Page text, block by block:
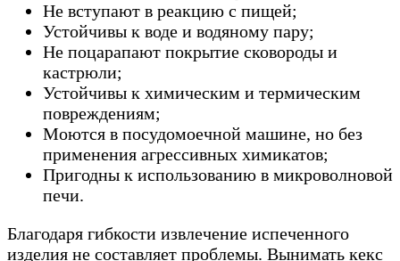
Не вступают в реакцию с пищей;
Устойчивы к воде и водяному пару;
Не поцарапают покрытие сковороды и
кастрюли;
Устойчивы к химическим и термическим
повреждениям;
Моются в посудомоечной машине, но без
применения агрессивных химикатов;
Пригодны к использованию в микроволновой
печи.
Благодаря гибкости извлечение испеченного
изделия не составляет проблемы. Вынимать кекс